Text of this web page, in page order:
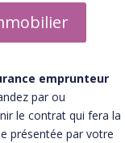
emprunteur
par ou
le contrat qui fera la
présentée par votre